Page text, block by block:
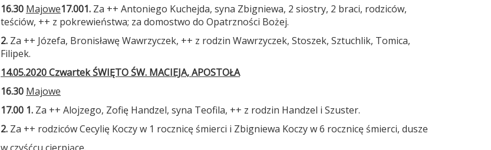
16.30 Majowe17.001. Za ++ Antoniego Kuchejda, syna Zbigniewa, 2 siostry, 2 braci, rodziców,
teściów, ++ z pokrewieństwa; za domostwo do Opatrzności Bożej.
2. Za ++ Józefa, Bronisławę Wawrzyczek, ++ z rodzin Wawrzyczek, Stoszek, Sztuchlik, Tomica,
Filipek.
14.05.2020 Czwartek ŚWIĘTO ŚW. MACIEJA, APOSTOŁA
16.30 Majowe
17.00 1. Za ++ Alojzego, Zofię Handzel, syna Teofila, ++ z rodzin Handzel i Szuster.
2. Za ++ rodziców Cecylię Koczy w 1 rocznicę śmierci i Zbigniewa Koczy w 6 rocznicę śmierci, dusze